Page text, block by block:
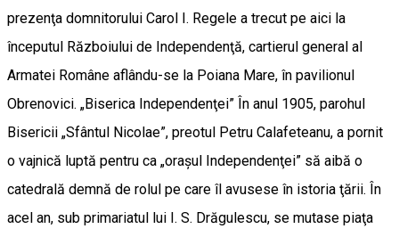
prezenţa domnitorului Carol I. Regele a trecut pe aici la
începutul Războiului de Independenţă, cartierul general al
Armatei Române aflându-se la Poiana Mare, în pavilionul
Obrenovici. „Biserica Independenţei” În anul 1905, parohul
Bisericii „Sfântul Nicolae”, preotul Petru Calafeteanu, a pornit
o vajnică luptă pentru ca „oraşul Independenţei” să aibă o
catedrală demnă de rolul pe care îl avusese în istoria ţării. În
acel an, sub primariatul lui I. S. Drăgulescu, se mutase piaţa